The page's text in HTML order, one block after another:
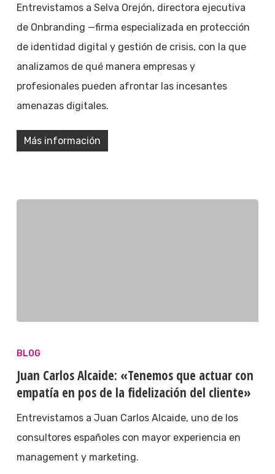
Entrevistamos a Selva Orejón, directora ejecutiva
de Onbranding —firma especializada en protección
de identidad digital y gestión de crisis, con la que
analizamos de qué manera empresas y
profesionales pueden afrontar las incesantes
amenazas digitales.
Más información
BLOG
Juan Carlos Alcaide: «Tenemos que actuar con
empatía en pos de la fidelización del cliente»
Entrevistamos a Juan Carlos Alcaide, uno de los
consultores españoles con mayor experiencia en
management y marketing.